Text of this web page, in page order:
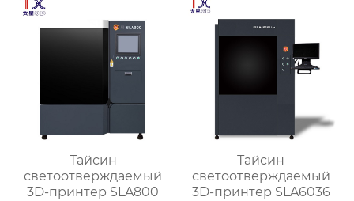
Тайсин
светоотверждаемый
3D-принтер SLA800
Тайсин
светоотверждаемый
3D-принтер SLA6036